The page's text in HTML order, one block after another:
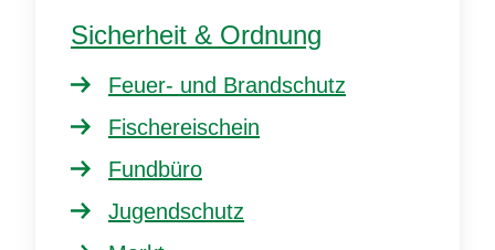
Sicherheit & Ordnung
Feuer- und Brandschutz
Fischereischein
Fundbüro
Jugendschutz